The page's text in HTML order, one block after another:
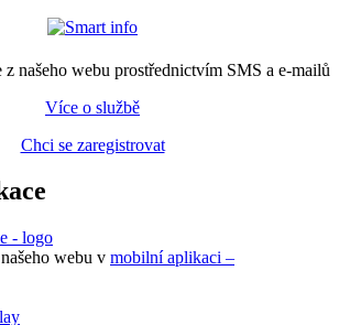
našeho webu prostřednictvím SMS a e-mailů
Více o službě
Chci se zaregistrovat
webu v mobilní aplikaci –